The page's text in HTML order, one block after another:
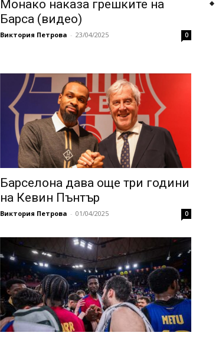
Монако наказа грешките на
Барса (видео)
Виктория Петрова - 23/04/2025 0
Барселона дава още три години
на Кевин Пънтър
Виктория Петрова - 01/04/2025 0